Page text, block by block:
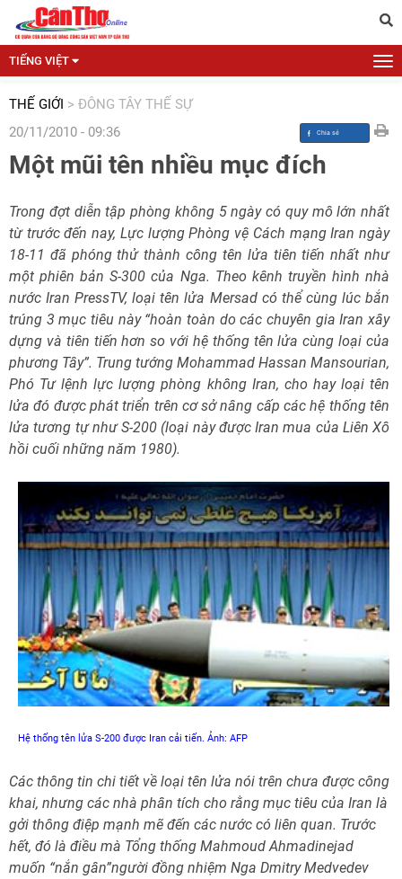
TIẾNG VIỆT
THẾ GIỚI > ĐÔNG TÂY THẾ SỰ
20/11/2010 - 09:36
Một mũi tên nhiều mục đích
Trong đợt diễn tập phòng không 5 ngày có quy mô lớn nhất
từ trước đến nay, Lực lượng Phòng vệ Cách mạng Iran ngày
18-11 đã phóng thử thành công tên lửa tiên tiến nhất như
một phiên bản S-300 của Nga. Theo kênh truyền hình nhà
nước Iran PressTV, loại tên lửa Mersad có thể cùng lúc bắn
trúng 3 mục tiêu này “hoàn toàn do các chuyên gia Iran xây
dựng và tiên tiến hơn so với hệ thống tên lửa cùng loại của
phương Tây”. Trung tướng Mohammad Hassan Mansourian,
Phó Tư lệnh lực lượng phòng không Iran, cho hay loại tên
lửa đó được phát triển trên cơ sở nâng cấp các hệ thống tên
lửa tương tự như S-200 (loại này được Iran mua của Liên Xô
hồi cuối những năm 1980).
Hệ thống tên lửa S-200 được Iran cải tiến. Ảnh: AFP
Các thông tin chi tiết về loại tên lửa nói trên chưa được công
khai, nhưng các nhà phân tích cho rằng mục tiêu của Iran là
gởi thông điệp mạnh mẽ đến các nước có liên quan. Trước
hết, đó là điều mà Tổng thống Mahmoud Ahmadinejad
muốn “nắn gân”người đồng nhiệm Nga Dmitry Medvedev